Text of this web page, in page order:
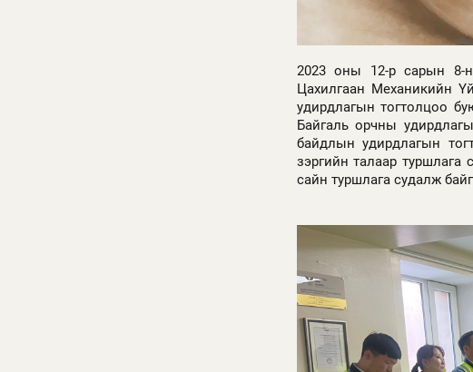
2023 оны 12-р сарын 8-
Цахилгаан Механикийн
удирдлагын тогтолцоо
Байгаль орчны
байдлын удирдлагын
зэргийн талаар
сайн туршлага судалж